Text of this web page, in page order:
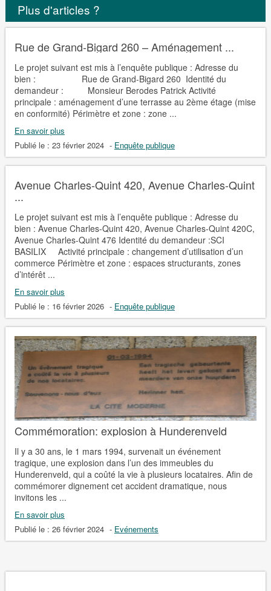
Plus d'articles ?
Rue de Grand-Bigard 260 – Aménagement ...
Le projet suivant est mis à l’enquête publique : Adresse du
bien : Rue de Grand-Bigard 260 Identité du
demandeur : Monsieur Berodes Patrick Activité
principale : aménagement d’une terrasse au 2ème étage (mise
en conformité) Périmètre et zone : zone ...
En savoir plus
Publié le : 23 février 2024 - Enquête publique
Avenue Charles-Quint 420, Avenue Charles-Quint
...
Le projet suivant est mis à l’enquête publique : Adresse du
bien : Avenue Charles-Quint 420, Avenue Charles-Quint 420C,
Avenue Charles-Quint 476 Identité du demandeur :SCI
BASILIX Activité principale : changement d’utilisation d’un
commerce Périmètre et zone : espaces structurants, zones
d’intérêt ...
En savoir plus
Publié le : 16 février 2026 - Enquête publique
Commémoration: explosion à Hunderenveld
Il y a 30 ans, le 1 mars 1994, survenait un événement
tragique, une explosion dans l’un des immeubles du
Hunderenveld, qui a coûté la vie à plusieurs locataires. Afin de
commémorer dignement cet accident dramatique, nous
invitons les ...
En savoir plus
Publié le : 26 février 2024 - Evénements